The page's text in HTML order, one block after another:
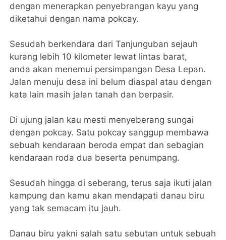
dengan menerapkan penyebrangan kayu yang
diketahui dengan nama pokcay.
Sesudah berkendara dari Tanjunguban sejauh
kurang lebih 10 kilometer lewat lintas barat,
anda akan menemui persimpangan Desa Lepan.
Jalan menuju desa ini belum diaspal atau dengan
kata lain masih jalan tanah dan berpasir.
Di ujung jalan kau mesti menyeberang sungai
dengan pokcay. Satu pokcay sanggup membawa
sebuah kendaraan beroda empat dan sebagian
kendaraan roda dua beserta penumpang.
Sesudah hingga di seberang, terus saja ikuti jalan
kampung dan kamu akan mendapati danau biru
yang tak semacam itu jauh.
Danau biru yakni salah satu sebutan untuk sebuah